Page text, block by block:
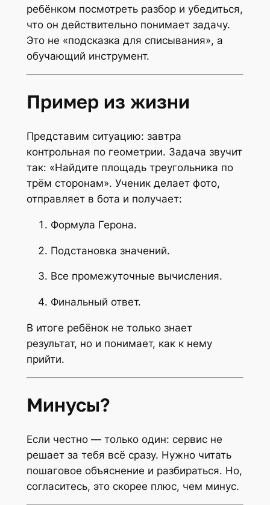
ребёнком посмотреть разбор и убедиться,
что он действительно понимает задачу.
Это не «подсказка для списывания», а
обучающий инструмент.
Пример из жизни
Представим ситуацию: завтра
контрольная по геометрии. Задача звучит
так: «Найдите площадь треугольника по
трём сторонам». Ученик делает фото,
отправляет в бота и получает:
Формула Герона.
Подстановка значений.
Все промежуточные вычисления.
Финальный ответ.
В итоге ребёнок не только знает
результат, но и понимает, как к нему
прийти.
Минусы?
Если честно — только один: сервис не
решает за тебя всё сразу. Нужно читать
пошаговое объяснение и разбираться. Но,
согласитесь, это скорее плюс, чем минус.